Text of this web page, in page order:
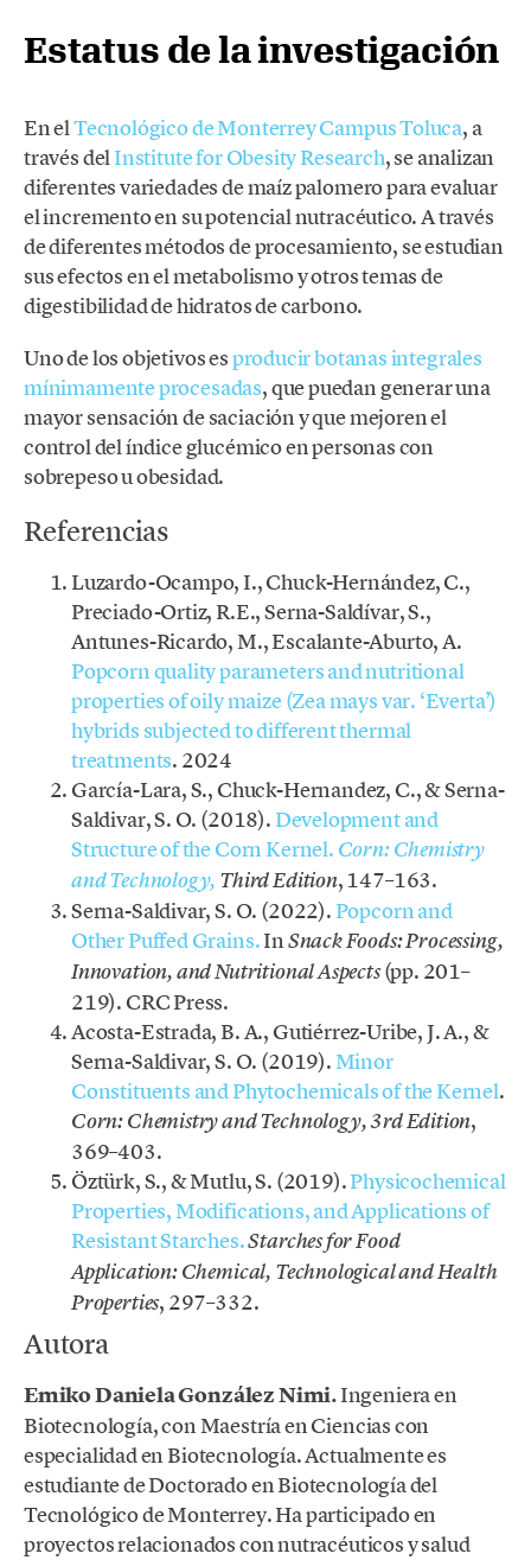
Estatus de la investigación
En elTecnológico de Monterrey Campus Toluca, a
través delInstitute for Obesity Research, se analizan
diferentes variedades de maíz palomero para evaluar
el incremento en su potencial nutracéutico. A través
de diferentes métodos de procesamiento, se estudian
sus efectos en el metabolismo y otros temas de
digestibilidad de hidratos de carbono.
Uno de los objetivos esproducir botanas integrales
mínimamente procesadas, que puedan generar una
mayor sensación de saciación y que mejoren el
control del índice glucémico en personas con
sobrepeso u obesidad.
Referencias
Luzardo-Ocampo, I., Chuck-Hernández, C.,
Preciado-Ortiz, R.E., Serna-Saldívar, S.,
Antunes-Ricardo, M., Escalante-Aburto, A.
Popcorn quality parameters and nutritional
properties of oily maize (Zea mays var. ‘Everta’)
hybrids subjected to different thermal
treatments. 2024
García-Lara, S., Chuck-Hernandez, C., & Serna-
Saldivar, S. O. (2018). Development and
Structure of the Corn Kernel. Corn: Chemistry
and Technology, Third Edition, 147–163.
Serna-Saldivar, S. O. (2022). Popcorn and
Other Puffed Grains.In Snack Foods: Processing,
Innovation, and Nutritional Aspects(pp. 201–
219). CRC Press.
Acosta-Estrada, B. A., Gutiérrez-Uribe, J. A., &
Serna-Saldivar, S. O. (2019). Minor
Constituents and Phytochemicals of the Kernel.
Corn: Chemistry and Technology, 3rd Edition,
369–403.
Öztürk, S., & Mutlu, S. (2019).Physicochemical
Properties, Modifications, and Applications of
Resistant Starches.Starches for Food
Application: Chemical, Technological and Health
Properties, 297–332.
Autora
Emiko Daniela González Nimi.Ingeniera en
Biotecnología, con Maestría en Ciencias con
especialidad en Biotecnología. Actualmente es
estudiante de Doctorado en Biotecnología del
Tecnológico de Monterrey. Ha participado en
proyectos relacionados con nutracéuticos y salud